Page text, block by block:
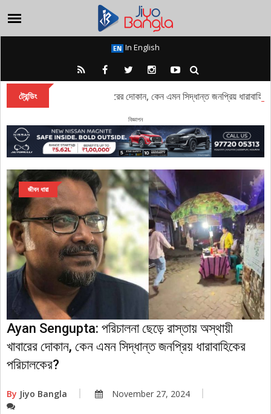
In English
ট্রেন্ডিং
রাস্তায় অস্থায়ী খাবারের দোকান, কেন এমন সিদ্ধান্ত জনপ্রিয় ধারাবাহিকের
বিজ্ঞাপন
জীবন ধারা
Ayan Sengupta: পরিচালনা ছেড়ে রাস্তায় অস্থায়ী
খাবারের দোকান, কেন এমন সিদ্ধান্ত জনপ্রিয় ধারাবাহিকের
পরিচালকের?
By Jiyo Bangla November 27, 2024